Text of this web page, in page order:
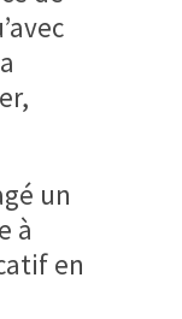
un
à
en